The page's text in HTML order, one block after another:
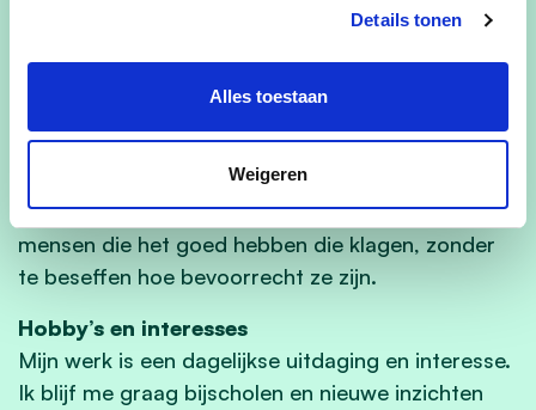
Details tonen
Alles toestaan
Weigeren
zijn voor wat we hebben. Het leven is niet
vanzelfsprekend, en velen groeien op zonder de
kansen die wij hebben gehad. Te vaak zijn het de
mensen die het goed hebben die klagen, zonder
te beseffen hoe bevoorrecht ze zijn.
Hobby’s en interesses
Mijn werk is een dagelijkse uitdaging en interesse.
Ik blijf me graag bijscholen en nieuwe inzichten